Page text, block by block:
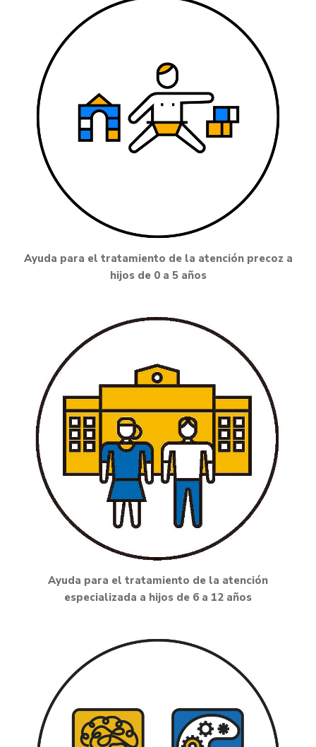
Ayuda para el tratamiento de la atención precoz a
hijos de 0 a 5 años
Ayuda para el tratamiento de la atención
especializada a hijos de 6 a 12 años